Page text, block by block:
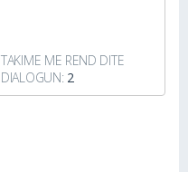
TAKIME ME REND DITE
DIALOGUN: 2